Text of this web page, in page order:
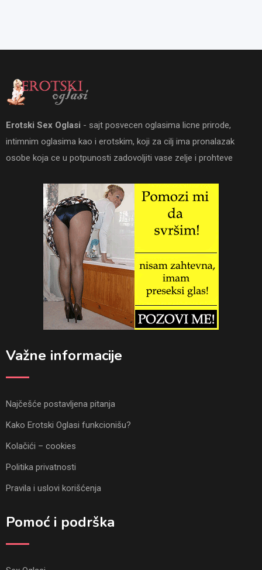
Erotski Sex Oglasi - sajt posvecen oglasima licne prirode,
intimnim oglasima kao i erotskim, koji za cilj ima pronalazak
osobe koja ce u potpunosti zadovoljiti vase zelje i prohteve
Važne informacije
Najčešće postavljena pitanja
Kako Erotski Oglasi funkcionišu?
Kolačići – cookies
Politika privatnosti
Pravila i uslovi korišćenja
Pomoć i podrška